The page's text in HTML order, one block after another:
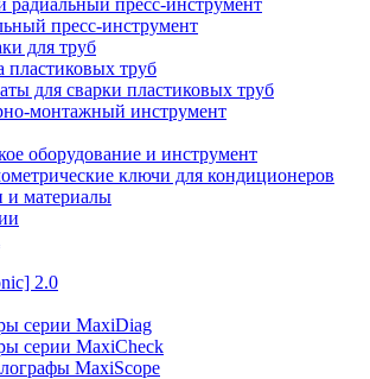
радиальный пресс-инструмент
пресс-инструмент
для труб
пластиковых труб
для сварки пластиковых труб
монтажный инструмент
оборудование и инструмент
ключи для кондиционеров
материалы
2.0
серии MaxiDiag
серии MaxiCheck
MaxiScope